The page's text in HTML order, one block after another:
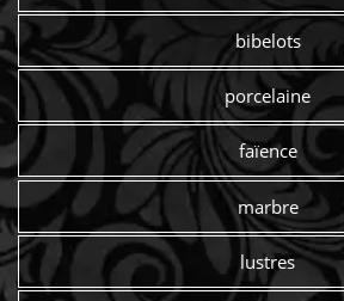
bibelots
porcelaine
faïence
marbre
lustres